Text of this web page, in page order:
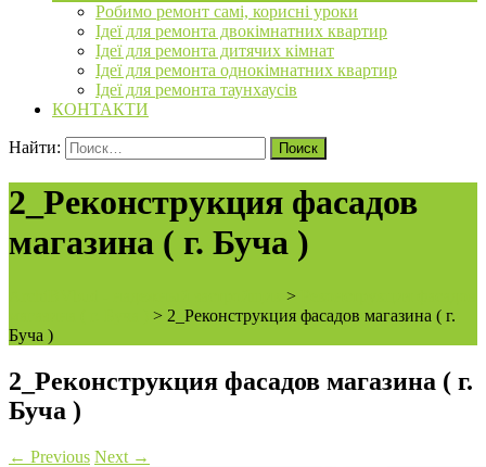
Робимо ремонт самі, корисні уроки
Ідеї для ремонта двокімнатних квартир
Ідеї для ремонта дитячих кімнат
Ідеї для ремонта однокімнатних квартир
Ідеї для ремонта таунхаусів
КОНТАКТИ
Найти:
2_Реконструкция фасадов
магазина ( г. Буча )
>
> 2_Реконструкция фасадов магазина ( г.
Буча )
2_Реконструкция фасадов магазина ( г.
Буча )
← Previous Next →